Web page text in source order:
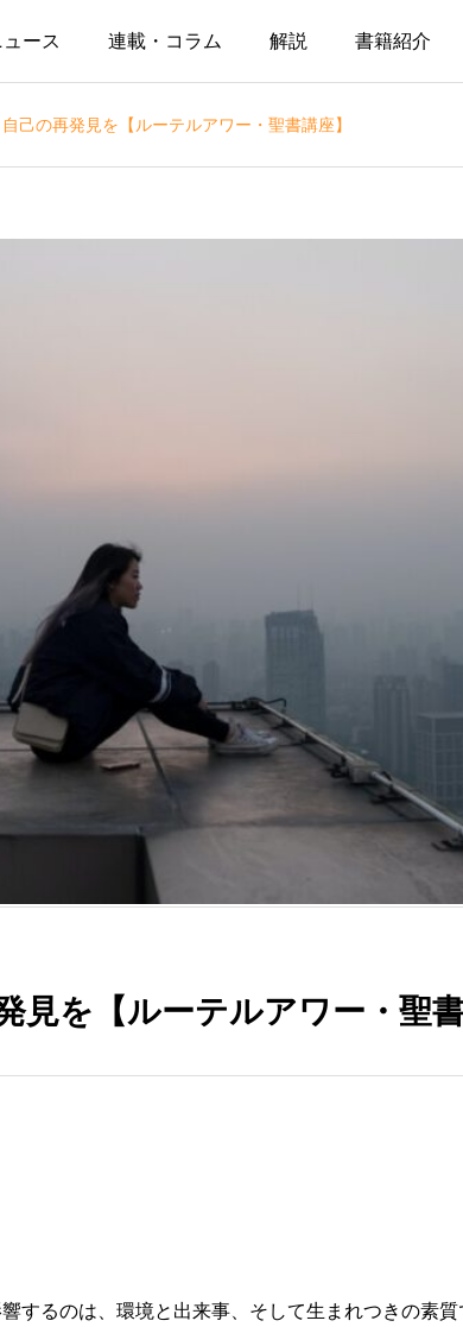
ュース 連載・コラム 解説 書籍紹介
己の再発見を【ルーテルアワー・聖書講座】
見を【ルーテルアワー・聖書
するのは、環境と出来事、そして生まれつきの素